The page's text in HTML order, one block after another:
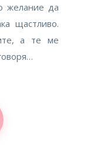
желание да
щастливо.
а те ме